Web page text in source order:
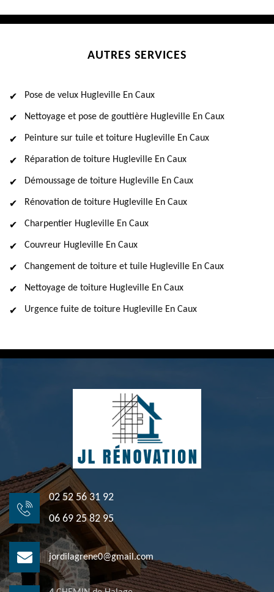
AUTRES SERVICES
Pose de velux Hugleville En Caux
Nettoyage et pose de gouttière Hugleville En Caux
Peinture sur tuile et toiture Hugleville En Caux
Réparation de toiture Hugleville En Caux
Démoussage de toiture Hugleville En Caux
Rénovation de toiture Hugleville En Caux
Charpentier Hugleville En Caux
Couvreur Hugleville En Caux
Changement de toiture et tuile Hugleville En Caux
Nettoyage de toiture Hugleville En Caux
Urgence fuite de toiture Hugleville En Caux
02 52 56 31 92
06 69 25 82 95
jordilagrene0@gmail.com